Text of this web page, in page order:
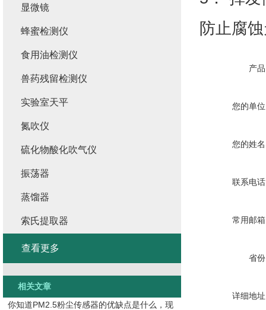
防止腐
产
您的单
您的姓
联系电
常用邮
省
详细地
显微镜
蜂蜜检测仪
食用油检测仪
兽药残留检测仪
实验室天平
氮吹仪
硫化物酸化吹气仪
振荡器
蒸馏器
索氏提取器
查看更多
相关文章
你知道PM2.5粉尘传感器的优缺点是什么，现